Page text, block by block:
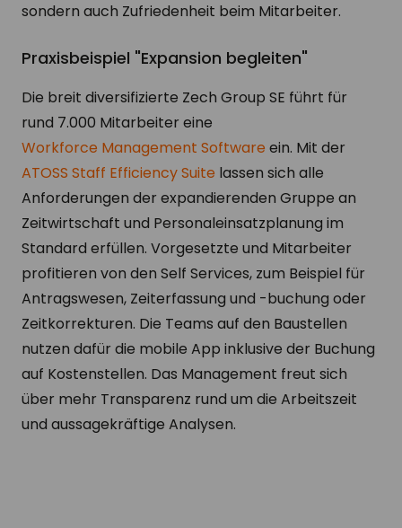
sondern auch Zufriedenheit beim Mitarbeiter.
Praxisbeispiel "Expansion begleiten"
Die breit diversifizierte Zech Group SE führt für
rund 7.000 Mitarbeiter eine
Workforce Management Software ein. Mit der
ATOSS Staff Efficiency Suite lassen sich alle
Anforderungen der expandierenden Gruppe an
Zeitwirtschaft und Personaleinsatzplanung im
Standard erfüllen. Vorgesetzte und Mitarbeiter
profitieren von den Self Services, zum Beispiel für
Antragswesen, Zeiterfassung und -buchung oder
Zeitkorrekturen. Die Teams auf den Baustellen
nutzen dafür die mobile App inklusive der Buchung
auf Kostenstellen. Das Management freut sich
über mehr Transparenz rund um die Arbeitszeit
und aussagekräftige Analysen.